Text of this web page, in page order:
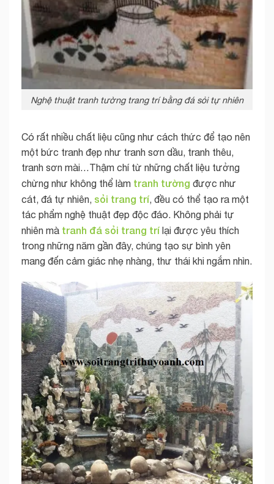
Nghệ thuật tranh tường trang trí bằng đá sỏi tự nhiên
Có rất nhiều chất liệu cũng như cách thức để tạo nên
một bức tranh đẹp như tranh sơn dầu, tranh thêu,
tranh sơn mài…Thậm chí từ những chất liệu tưởng
chừng như không thể làm tranh tường được như
cát, đá tự nhiên, sỏi trang trí, đều có thể tạo ra một
tác phẩm nghệ thuật đẹp độc đáo. Không phải tự
nhiên mà tranh đá sỏi trang trílại được yêu thích
trong những năm gần đây, chúng tạo sự bình yên
mang đến cảm giác nhẹ nhàng, thư thái khi ngắm nhìn.